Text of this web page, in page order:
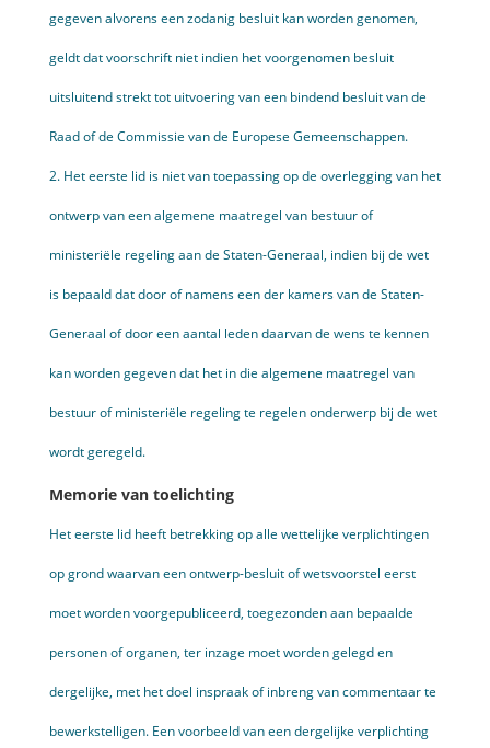
gegeven alvorens een zodanig besluit kan worden genomen,
geldt dat voorschrift niet indien het voorgenomen besluit
uitsluitend strekt tot uitvoering van een bindend besluit van de
Raad of de Commissie van de Europese Gemeenschappen.
2. Het eerste lid is niet van toepassing op de overlegging van het
ontwerp van een algemene maatregel van bestuur of
ministeriële regeling aan de Staten-Generaal, indien bij de wet
is bepaald dat door of namens een der kamers van de Staten-
Generaal of door een aantal leden daarvan de wens te kennen
kan worden gegeven dat het in die algemene maatregel van
bestuur of ministeriële regeling te regelen onderwerp bij de wet
wordt geregeld.
Memorie van toelichting
Het eerste lid heeft betrekking op alle wettelijke verplichtingen
op grond waarvan een ontwerp-besluit of wetsvoorstel eerst
moet worden voorgepubliceerd, toegezonden aan bepaalde
personen of organen, ter inzage moet worden gelegd en
dergelijke, met het doel inspraak of inbreng van commentaar te
bewerkstelligen. Een voorbeeld van een dergelijke verplichting